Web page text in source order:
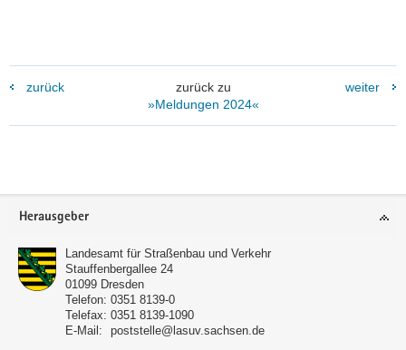
zurück
zurück zu
»Meldungen 2024«
weiter
Footer-
Herausgeber
Landesamt für Straßenbau und Verkehr
Stauffenbergallee 24
01099 Dresden
Telefon: 0351 8139-0
Telefax: 0351 8139-1090
E-Mail:
poststelle@lasuv.sachsen.de